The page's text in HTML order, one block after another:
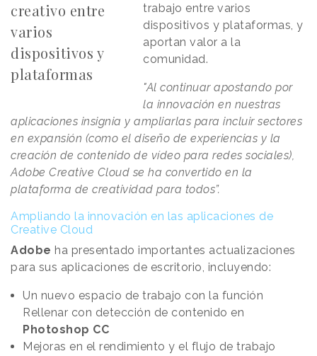
creativo entre
varios
dispositivos y
plataformas
trabajo entre varios
dispositivos y plataformas, y
aportan valor a la
comunidad.
"Al continuar apostando por
la innovación en nuestras
aplicaciones insignia y ampliarlas para incluir sectores
en expansión (como el diseño de experiencias y la
creación de contenido de vídeo para redes sociales),
Adobe Creative Cloud se ha convertido en la
plataforma de creatividad para todos”.
Ampliando la innovación en las aplicaciones de
Creative Cloud
Adobe ha presentado importantes actualizaciones
para sus aplicaciones de escritorio, incluyendo:
Un nuevo espacio de trabajo con la función
Rellenar con detección de contenido en
Photoshop CC
Mejoras en el rendimiento y el flujo de trabajo